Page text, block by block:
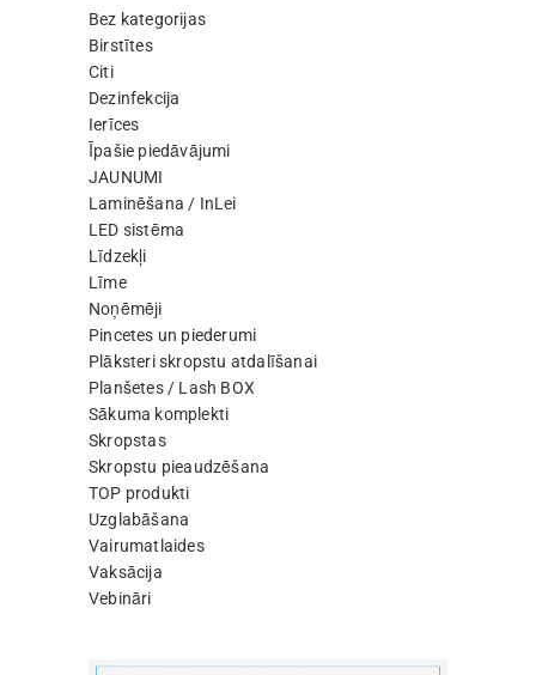
Bez kategorijas
Birstītes
Citi
Dezinfekcija
Ierīces
Īpašie piedāvājumi
JAUNUMI
Laminēšana / InLei
LED sistēma
Līdzekļi
Līme
Noņēmēji
Pincetes un piederumi
Plāksteri skropstu atdalīšanai
Planšetes / Lash BOX
Sākuma komplekti
Skropstas
Skropstu pieaudzēšana
TOP produkti
Uzglabāšana
Vairumatlaides
Vaksācija
Vebināri